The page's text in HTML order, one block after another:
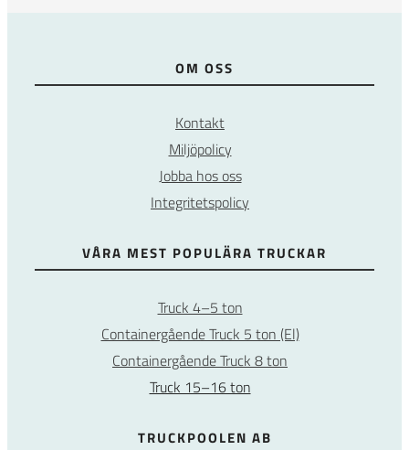
OM OSS
Kontakt
Miljöpolicy
Jobba hos oss
Integritetspolicy
VÅRA MEST POPULÄRA TRUCKAR
Truck 4–5 ton
Containergående Truck 5 ton (El)
Containergående Truck 8 ton
Truck 15–16 ton
TRUCKPOOLEN AB